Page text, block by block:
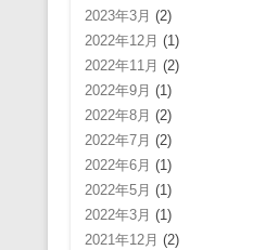
2023年3月 (2)
2022年12月 (1)
2022年11月 (2)
2022年9月 (1)
2022年8月 (2)
2022年7月 (2)
2022年6月 (1)
2022年5月 (1)
2022年3月 (1)
2021年12月 (2)